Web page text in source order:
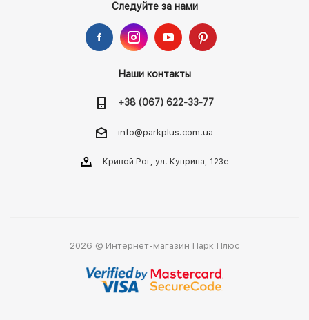
Следуйте за нами
Наши контакты
+38 (067) 622-33-77
info@parkplus.com.ua
Кривой Рог, ул. Куприна, 123е
2026 © Интернет-магазин Парк Плюс